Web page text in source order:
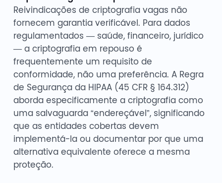
Reivindicações de criptografia vagas não
fornecem garantia verificável. Para dados
regulamentados — saúde, financeiro, jurídico
— a criptografia em repouso é
frequentemente um requisito de
conformidade, não uma preferência. A Regra
de Segurança da HIPAA (45 CFR § 164.312)
aborda especificamente a criptografia como
uma salvaguarda “endereçável”, significando
que as entidades cobertas devem
implementá-la ou documentar por que uma
alternativa equivalente oferece a mesma
proteção.